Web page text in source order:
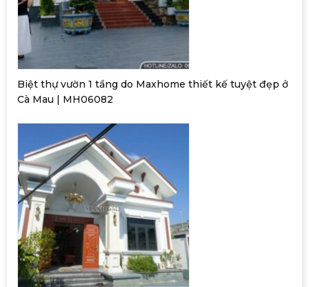
Biệt thự vườn 1 tầng do Maxhome thiết kế tuyệt đẹp ở
Cà Mau | MH06082